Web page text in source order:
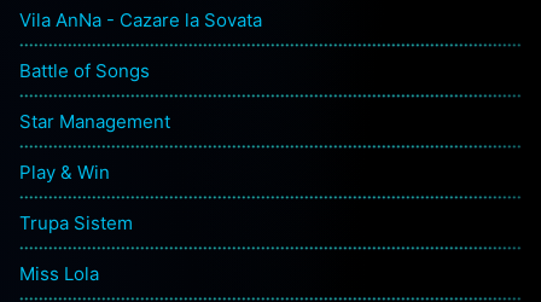
Vila AnNa - Cazare la Sovata
Battle of Songs
Star Management
Play & Win
Trupa Sistem
Miss Lola